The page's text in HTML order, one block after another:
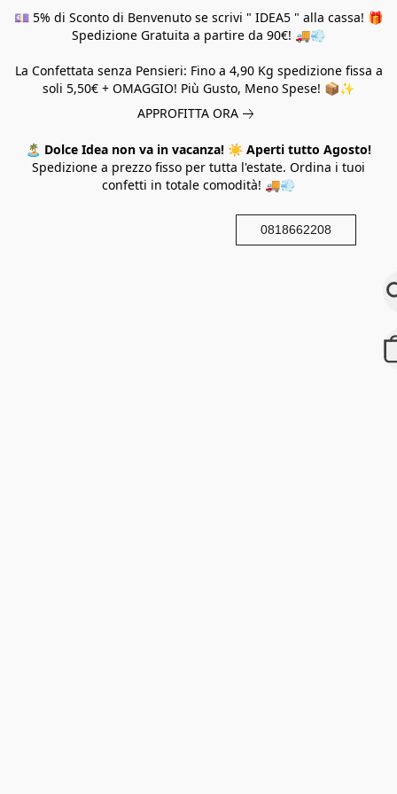
💷 5% di Sconto di Benvenuto se scrivi " IDEA5 " alla cassa! 🎁
Spedizione Gratuita a partire da 90€! 🚚💨
La Confettata senza Pensieri: Fino a 4,90 Kg spedizione fissa a
soli 5,50€ + OMAGGIO! Più Gusto, Meno Spese! 📦✨
APPROFITTA ORA
🏝️ Dolce Idea non va in vacanza! ☀️ Aperti tutto Agosto!
Spedizione a prezzo fisso per tutta l'estate. Ordina i tuoi
confetti in totale comodità! 🚚💨
0818662208